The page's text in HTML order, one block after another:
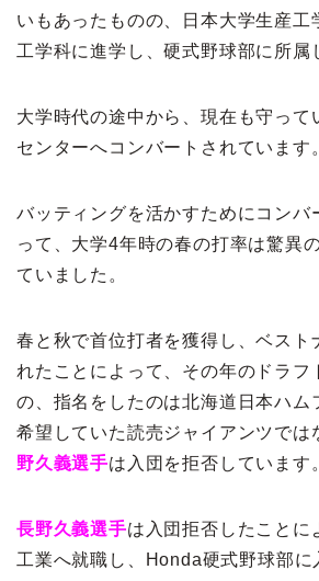
いもあったものの、日本大学生産工
工学科に進学し、硬式野球部に所属
大学時代の途中から、現在も守って
センターへコンバートされています
バッティングを活かすためにコンバ
って、大学4年時の春の打率は驚異
ていました。
春と秋で首位打者を獲得し、ベスト
れたことによって、その年のドラフ
の、指名をしたのは北海道日本ハム
希望していた読売ジャイアンツでは
野久義選手は入団を拒否しています
長野久義選手は入団拒否したことに
工業へ就職し、Honda硬式野球部に